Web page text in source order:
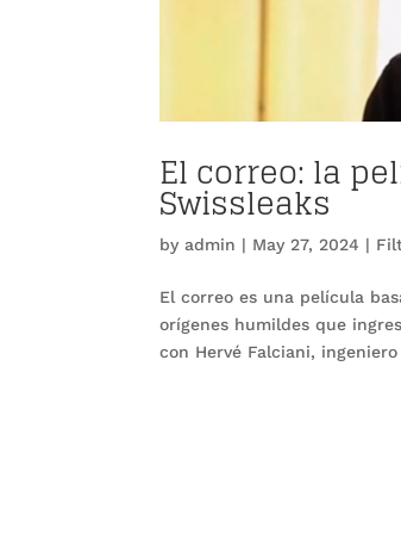
El correo: la
Swissleaks
byadmin | May 27, 2024 |
El correo es una película
orígenes humildes que
con Hervé Falciani,